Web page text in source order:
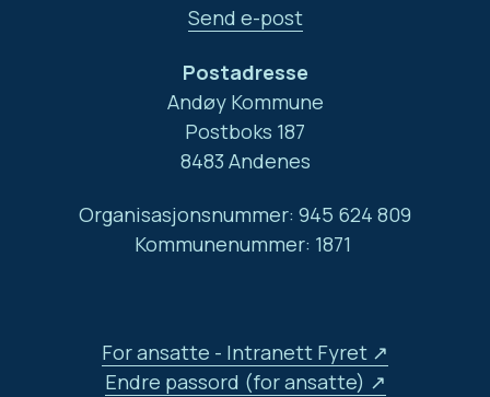
Send e-post
Postadresse
Andøy Kommune
Postboks 187
8483 Andenes
Organisasjonsnummer: 945 624 809
Kommunenummer: 1871
For ansatte - Intranett Fyret
Endre passord (for ansatte)